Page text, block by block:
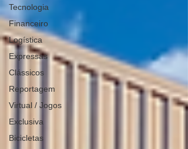
Tecnologia
Financeiro
Logística
Expressas
Clássicos
Reportagem
Virtual / Jogos
Exclusiva
Bicicletas